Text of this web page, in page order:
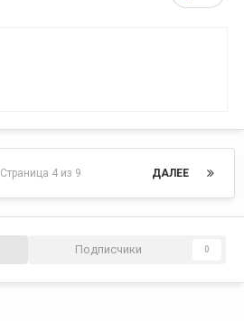
ДАЛЕЕ
Страница 4 из 9
Подписчики 0